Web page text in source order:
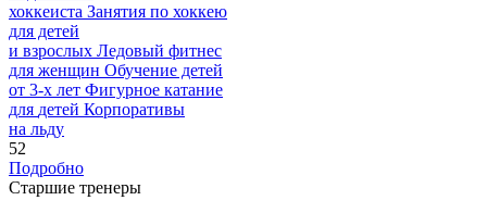
хоккеиста Занятия по хоккею
для детей
и взрослых Ледовый фитнес
для женщин Обучение детей
от 3-х лет Фигурное катание
для детей Корпоративы
на льду
52
Подробно
Старшие тренеры